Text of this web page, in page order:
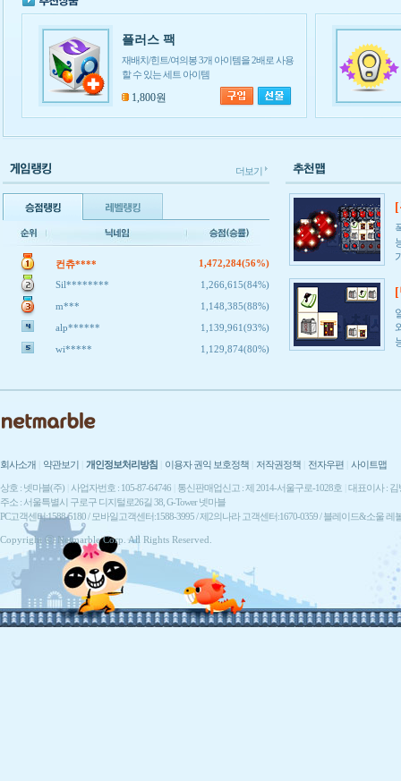
플러스 팩
재배치/힌트/여의봉 3개 아이템을 2배로 사용
할 수 있는 세트 아이템
1,800원
더보기
컨츄****
1,472,284(56%)
Sil********
1,266,615(84%)
m***
1,148,385(88%)
alp******
1,139,961(93%)
wi*****
1,129,874(80%)
회사소개 약관보기 개인정보처리방침 이용자 권익 보호정책 저작권정책 전자우편 사이트맵
상호 : 넷마블(주) 사업자번호 : 105-87-64746 통신판매업신고 : 제 2014-서울구로-1028호
대표이사 : 김
주소 : 서울특별시 구로구 디지털로26길 38, G-Tower 넷마블
PC고객센터:1588-5180 / 모바일고객센터:1588-3995 / 제2의나라 고객센터:1670-0359 / 블레이드&소울
Copyright ⓒ Netmarble Corp. All Rights Reserved.